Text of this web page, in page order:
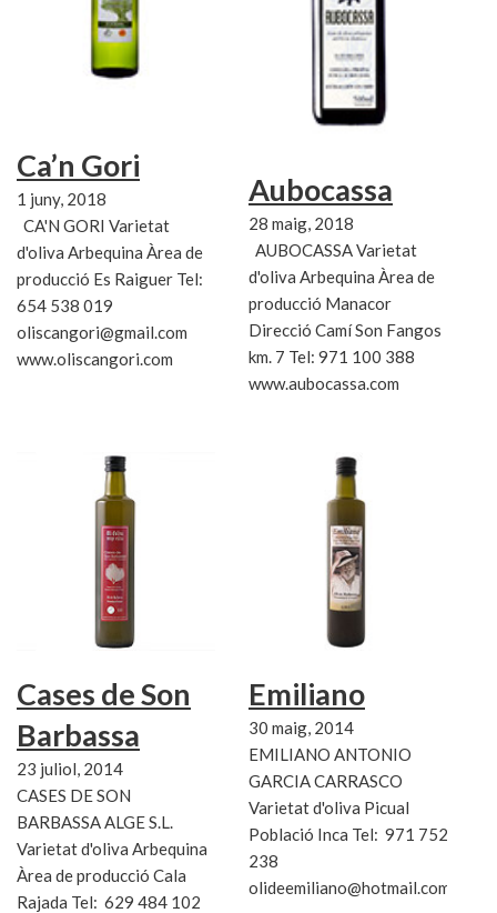
Ca’n Gori
1 juny, 2018
CA'N GORI Varietat
d'oliva Arbequina Àrea de
producció Es Raiguer Tel:
654 538 019
oliscangori@gmail.com
www.oliscangori.com
Aubocassa
28 maig, 2018
AUBOCASSA Varietat
d'oliva Arbequina Àrea de
producció Manacor
Direcció Camí Son Fangos
km. 7 Tel: 971 100 388
www.aubocassa.com
Cases de Son
Barbassa
23 juliol, 2014
CASES DE SON
BARBASSA ALGE S.L.
Varietat d'oliva Arbequina
Àrea de producció Cala
Rajada Tel: 629 484 102
Emiliano
30 maig, 2014
EMILIANO ANTONIO
GARCIA CARRASCO
Varietat d'oliva Picual
Població Inca Tel: 971 752
238
olideemiliano@hotmail.com